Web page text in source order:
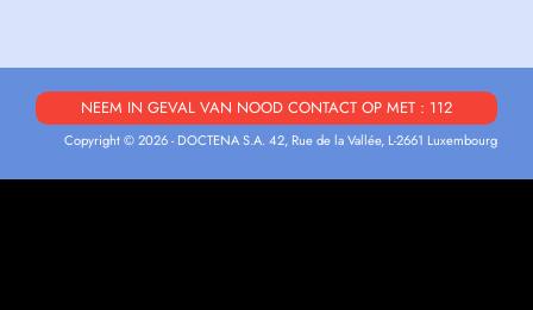
NEEM IN GEVAL VAN NOOD CONTACT OP MET : 112
Copyright © 2026 - DOCTENA S.A. 42, Rue de la Vallée, L-2661 Luxembourg